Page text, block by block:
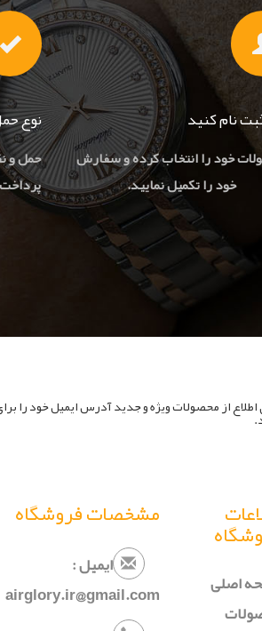
نام کنید
خود را انتخاب کرده و سفارش
خود را تکمیل نمایید.
نوع
حمل و
اطلاع از محصولات ویژه و جدید آدرس ایمیل خود را
اصلی
مشخصات فروشگاه
ایمیل :
airglory.ir@gmail.com